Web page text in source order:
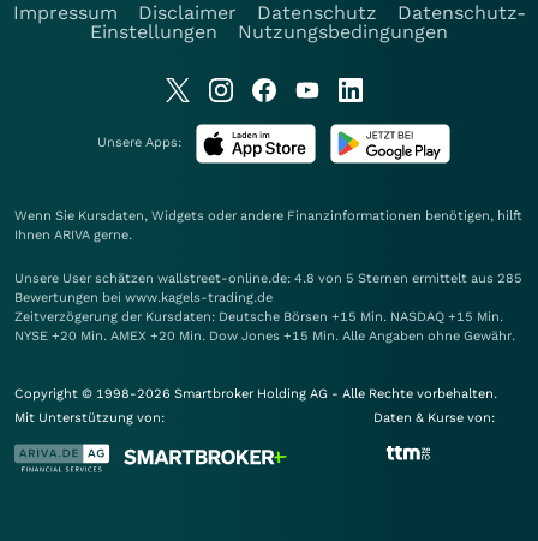
Impressum
Disclaimer Datenschutz
Datenschutz-
Einstellungen
Nutzungsbedingungen
Unsere Apps:
Wenn Sie Kursdaten, Widgets oder andere Finanzinformationen benötigen, hilft
Ihnen ARIVA gerne.
Unsere User schätzen wallstreet-online.de: 4.8 von 5 Sternen ermittelt aus 285
Bewertungen bei www.kagels-trading.de
Zeitverzögerung der Kursdaten: Deutsche Börsen +15 Min. NASDAQ +15 Min.
NYSE +20 Min. AMEX +20 Min. Dow Jones +15 Min. Alle Angaben ohne Gewähr.
Copyright © 1998-2026 Smartbroker Holding AG - Alle Rechte vorbehalten.
Mit Unterstützung von:
Daten & Kurse von: